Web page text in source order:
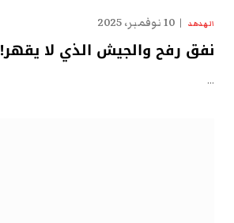
الهدهد 10 نوفمبر، 2025
نفق رفح والجيش الذي لا يقهر!
…